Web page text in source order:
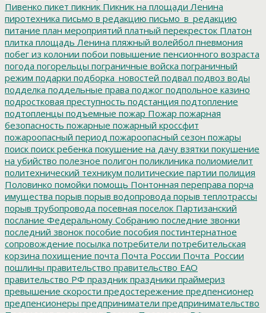
Пивенко пикет пикник Пикник на площади Ленина
пиротехника письмо в редакцию письмо_в_редакцию
питание план мероприятий платный перекресток Платон
плитка площадь Ленина пляжный волейбол пневмония
побег из колонии побои повышение пенсионного возраста
погода погорельцы пограничные войска пограничный
режим подарки подборка_новостей подвал подвоз воды
подделка поддельные права поджог подпольное казино
подростковая преступность подстанция подтопление
подтопленцы подъемные пожар Пожар пожарная
безопасность пожарные пожарный кроссфит
пожароопасный период пожароопасный сезон пожары
поиск поиск ребенка покушение на дачу взятки покушение
на убийство полезное полигон поликлиника полиомиелит
политехнический техникум политические партии полиция
Половинко помойки помощь Понтонная переправа порча
имущества порыв порыв водопровода порыв теплотрассы
порыв трубопровода посевная поселок Партизанский
послание Федеральному Собранию последние звонки
последний звонок пособие пособия постинтернатное
сопровождение посылка потребители потребительская
корзина похищение почта Почта России Почта_России
пошлины правительство правительство ЕАО
правительство РФ праздник праздники праймериз
превышение скорости предостережение предпенсионер
предпенсионеры предприниматели предпринимательство